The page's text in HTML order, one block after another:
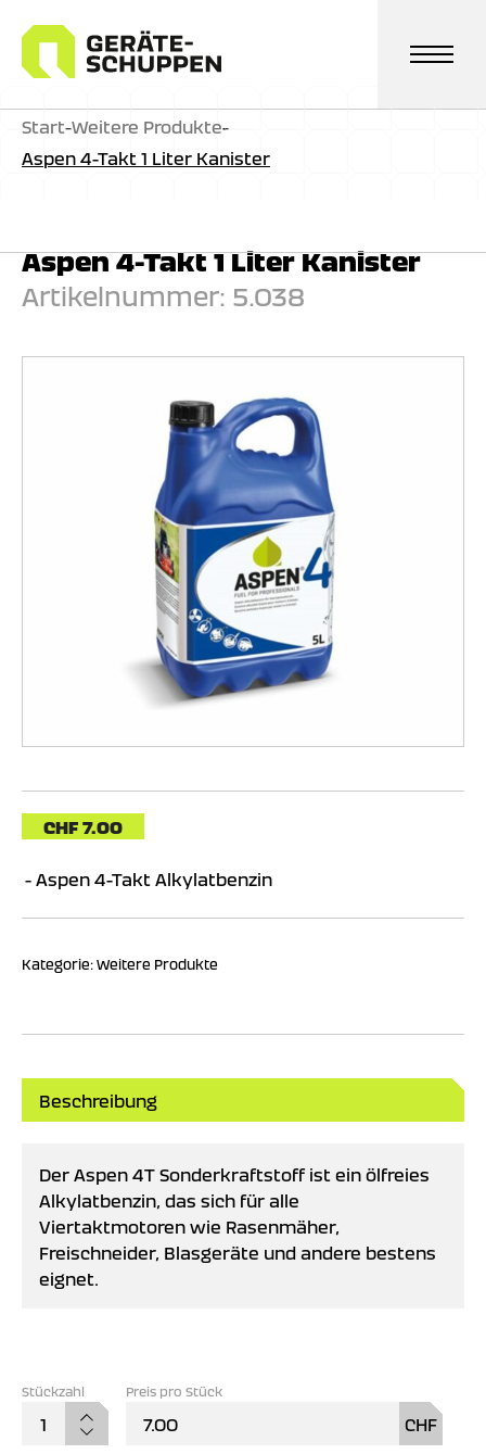
Inhalt
springen
Start-Weitere Produkte-
Aspen 4-Takt 1 Liter Kanister
Aspen 4-Takt 1 Liter Kanister
Artikelnummer: 5.038
CHF7.00
Aspen 4-Takt Alkylatbenzin
Kategorie:Weitere Produkte
Beschreibung
Der Aspen 4T Sonderkraftstoff ist ein ölfreies
Alkylatbenzin, das sich für alle
Viertaktmotoren wie Rasenmäher,
Freischneider, Blasgeräte und andere bestens
eignet.
4-
Preis pro Stück
7.00 CHF